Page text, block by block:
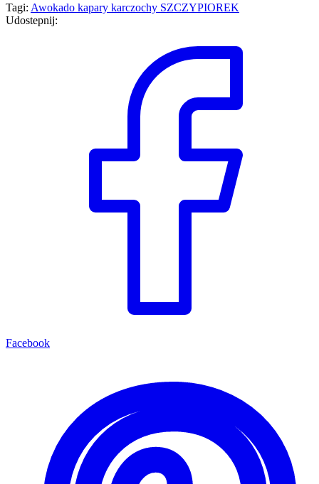
Tagi: Awokado kapary karczochy SZCZYPIOREK
Udostepnij:
Facebook